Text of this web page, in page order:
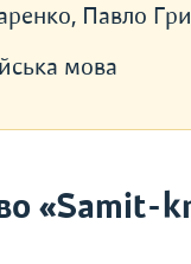
Павло
мова
«Samit-